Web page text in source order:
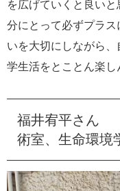
を広げていくと良い
分にとって必ずプラ
いを大切にしながら
学生活をとことん楽し
福井宥平さん
術室、生命環境